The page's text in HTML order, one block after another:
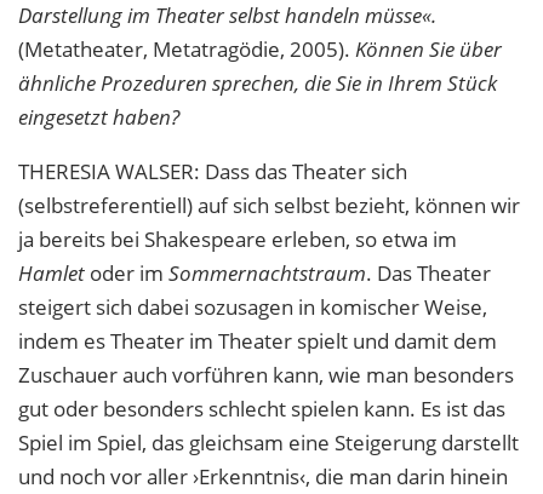
Darstellung im Theater selbst handeln müsse«.
(Metatheater, Metatragödie, 2005). Können Sie über
ähnliche Prozeduren sprechen, die Sie in Ihrem Stück
eingesetzt haben?
THERESIAWALSER: Dass das Theater sich
(selbstreferentiell) auf sich selbst bezieht, können wir
ja bereits bei Shakespeare erleben, so etwa im
Hamlet oder im Sommernachtstraum. Das Theater
steigert sich dabei sozusagen in komischer Weise,
indem es Theater im Theater spielt und damit dem
Zuschauer auch vorführen kann, wie man besonders
gut oder besonders schlecht spielen kann. Es ist das
Spiel im Spiel, das gleichsam eine Steigerung darstellt
und noch vor aller ›Erkenntnis‹, die man darin hinein